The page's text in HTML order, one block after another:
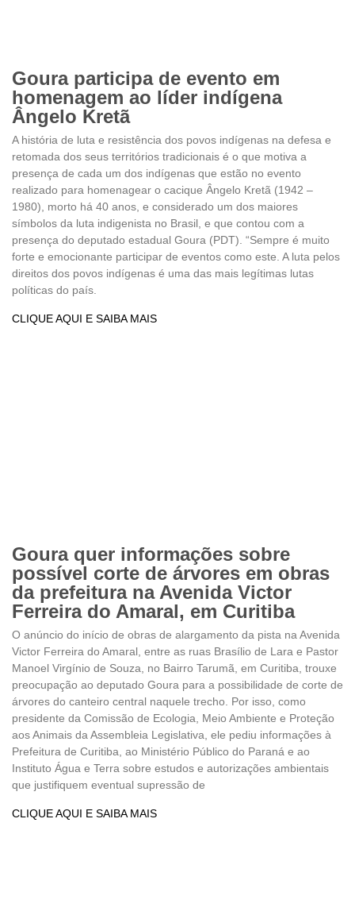
Goura participa de evento em
homenagem ao líder indígena
Ângelo Kretã
A história de luta e resistência dos povos indígenas na defesa e
retomada dos seus territórios tradicionais é o que motiva a
presença de cada um dos indígenas que estão no evento
realizado para homenagear o cacique Ângelo Kretã (1942 –
1980), morto há 40 anos, e considerado um dos maiores
símbolos da luta indigenista no Brasil, e que contou com a
presença do deputado estadual Goura (PDT). “Sempre é muito
forte e emocionante participar de eventos como este. A luta pelos
direitos dos povos indígenas é uma das mais legítimas lutas
políticas do país.
CLIQUE AQUI E SAIBA MAIS
Goura quer informações sobre
possível corte de árvores em obras
da prefeitura na Avenida Victor
Ferreira do Amaral, em Curitiba
O anúncio do início de obras de alargamento da pista na Avenida
Victor Ferreira do Amaral, entre as ruas Brasílio de Lara e Pastor
Manoel Virgínio de Souza, no Bairro Tarumã, em Curitiba, trouxe
preocupação ao deputado Goura para a possibilidade de corte de
árvores do canteiro central naquele trecho. Por isso, como
presidente da Comissão de Ecologia, Meio Ambiente e Proteção
aos Animais da Assembleia Legislativa, ele pediu informações à
Prefeitura de Curitiba, ao Ministério Público do Paraná e ao
Instituto Água e Terra sobre estudos e autorizações ambientais
que justifiquem eventual supressão de
CLIQUE AQUI E SAIBA MAIS